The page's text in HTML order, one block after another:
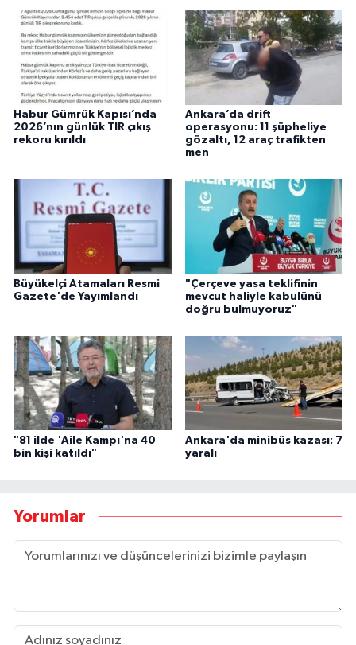
Habur Gümrük Kapısı’nda
2026’nın günlük TIR çıkış
rekoru kırıldı
Ankara’da drift
operasyonu: 11 şüpheliye
gözaltı, 12 araç trafikten
men
Büyükelçi Atamaları Resmi
Gazete'de Yayımlandı
"Çerçeve yasa teklifinin
mevcut haliyle kabulünü
doğru bulmuyoruz"
"81 ilde 'Aile Kampı'na 40
bin kişi katıldı"
Ankara'da minibüs kazası: 7
yaralı
Yorumlar